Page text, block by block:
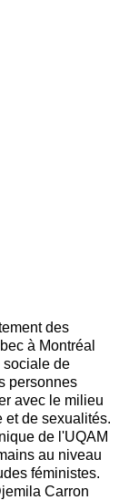
des
à Montréal
sociale de
personnes
avec le milieu
et de sexualités.
de l'UQAM
au niveau
féministes.
Carron